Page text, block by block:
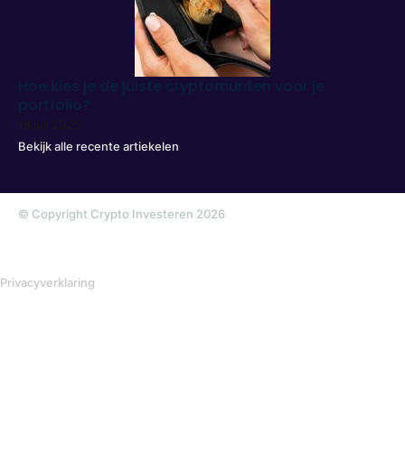
18 juli 2025
Bekijk alle recente artiekelen
© Copyright Crypto Investeren 2026
Privacyverklaring